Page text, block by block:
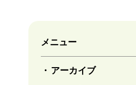
メニュー
アーカイブ